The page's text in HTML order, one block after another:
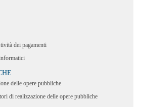
dei pagamenti
delle opere pubbliche
di realizzazione delle opere pubbliche